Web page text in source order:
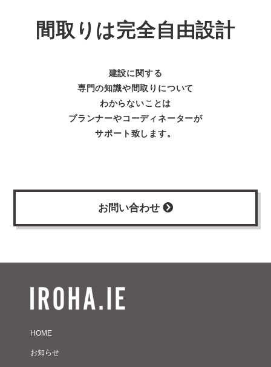
間取りは完全自由設計
建設に関する
専門の知識や間取りについて
わからないことは
プランナーやコーディネーターが
サポート致します。
お問い合わせ
HOME
お知らせ